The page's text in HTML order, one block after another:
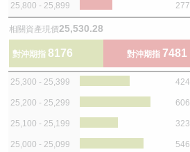
25,800 - 25,899 277
相關資產現價25,530.28
對沖期指 8176 對沖期指 7481
25,300 - 25,399 424
25,200 - 25,299 606
25,100 - 25,199 323
25,000 - 25,099 546